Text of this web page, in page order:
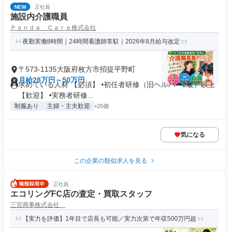
NEW 正社員
施設内介護職員
Ｐａｎｄａ Ｃａｒｅ株式会社
夜勤実働8時間｜24時間看護師常駐｜2026年8月給与改定
〒573-1135大阪府枚方市招提平野町
月給28万円～50万円
求めている人材 【必須】 •初任者研修（旧ヘルパー2級）以上
【歓迎】 •実務者研修...
制服あり 主婦・主夫歓迎 +25個
気になる
この企業の類似求人を見る
正社員
エコリングFC店の査定・買取スタッフ
三宮商事株式会社
【実力を評価】1年目で店長も可能／実力次第で年収500万円超